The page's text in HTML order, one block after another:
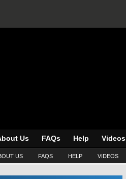
Us FAQs Help Videos
US FAQS HELP VIDEOS